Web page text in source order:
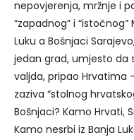
nepovjerenja, mržnje i
“zapadnog” i
Luku a Bošnjaci
jedan grad, umjesto da
valjda, pripao Hrvatima
zaziva “stolnog
Bošnjaci? Kamo Hrvati,
Kamo nesrbi iz Banja